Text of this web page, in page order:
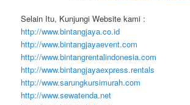
Selain Itu, Kunjungi Website kami :
http://www.bintangjaya.co.id
http://www.bintangjayaevent.com
http://www.bintangrentalindonesia.com
http://www.bintangjayaexpress.rentals
http://www.sarungkursimurah.com
http://www.sewatenda.net